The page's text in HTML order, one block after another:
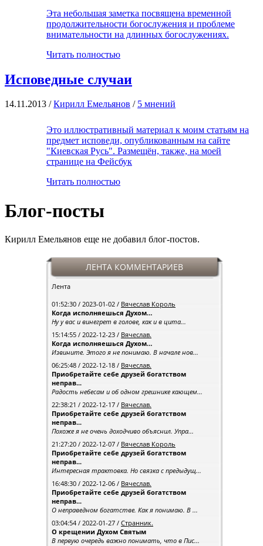
Эта небольшая заметка посвящена временной
продолжительности богослужения и проблеме
внимательности на длинных богослужениях.
Читать полностью
Исповедные случаи
14.11.2013 /Кирилл Емельянов / 5 мнений
Это иллюстративный материал к моим статьям на
предмет исповеди, опубликованным на сайте
"Киевская Русь". Размещён, также, на моей
странице на Фейсбук
Читать полностью
Блог-посты
Кирилл Емельянов еще не добавил блог-постов.
ЛЕНТА КОММЕНТАРИЕВ
Лента
01:52:30 / 2023-01-02 / Вячеслав Король
Когда исполняешься Духом…
Ну у вас и винегрет в голове, как и в цита...
15:14:55 / 2022-12-23 / Вячеслав.
Когда исполняешься Духом…
Извините. Этого я не понимаю. В начале нов...
06:25:48 / 2022-12-18 / Вячеслав.
Приобретайте себе друзей богатством
неправ...
Радость небесам и об одном грешнике кающем...
22:38:21 / 2022-12-17 / Вячеслав.
Приобретайте себе друзей богатством
неправ...
Похоже я не очень доходчиво объяснил. Упра...
21:27:20 / 2022-12-07 / Вячеслав Король
Приобретайте себе друзей богатством
неправ...
Интересная трактовка. Но связка с предыдущ...
16:48:30 / 2022-12-06 / Вячеслав.
Приобретайте себе друзей богатством
неправ...
О неправедном богатстве. Как я понимаю. В ...
03:04:54 / 2022-01-27 / Странник.
О крещении Духом Святым
В первую очередь важно понимать, что в Пис...